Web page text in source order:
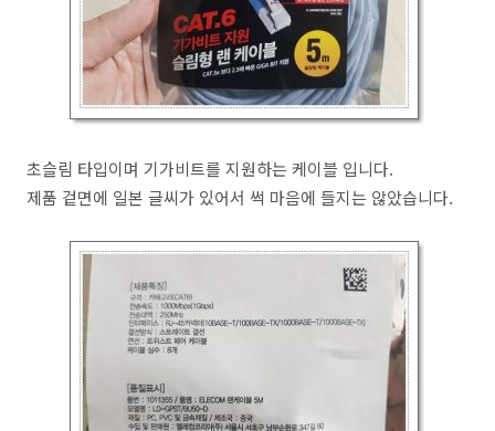
초슬림 타입이며 기가비트를 지원하는 케이블 입니다.
제품 겉면에 일본 글씨가 있어서 썩 마음에 들지는 않았습니다.